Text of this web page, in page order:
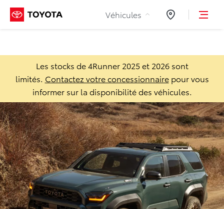
Aller au contenu
Véhicules
Les stocks de 4Runner 2025 et 2026 sont
limités. Contactez votre concessionnairepour vous
informer sur la disponibilité des véhicules.